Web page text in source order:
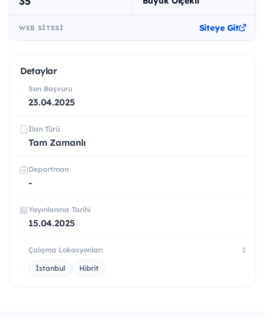
WEB SITESI Siteye Git
Detaylar
Son Başvuru
23.04.2025
İlan Türü
Tam Zamanlı
Departman
-
Yayınlanma Tarihi
15.04.2025
Çalışma Lokasyonları 2
İstanbul Hibrit